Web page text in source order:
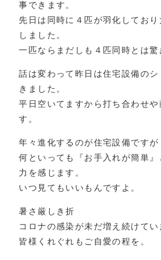
事できます。
先日は同時に４匹が羽化してお
しました。
一匹ならまだしも４匹同時とは驚
話は変わって昨日は住宅設備の
きました。
平日空いてますから打ち合わせ
す。
年々進化するのが住宅設備ですが
何といっても『お手入れが簡単
力を感じます。
いつ見てもいいもんですよ。
暑さ厳しき折
コロナの感染が未だ増え続けてい
皆様くれぐれもご自愛の程を。